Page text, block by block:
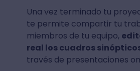
Una vez terminado tu
te permite compartir tu
miembros de tu equipo,
real los cuadros
través de presentaciones